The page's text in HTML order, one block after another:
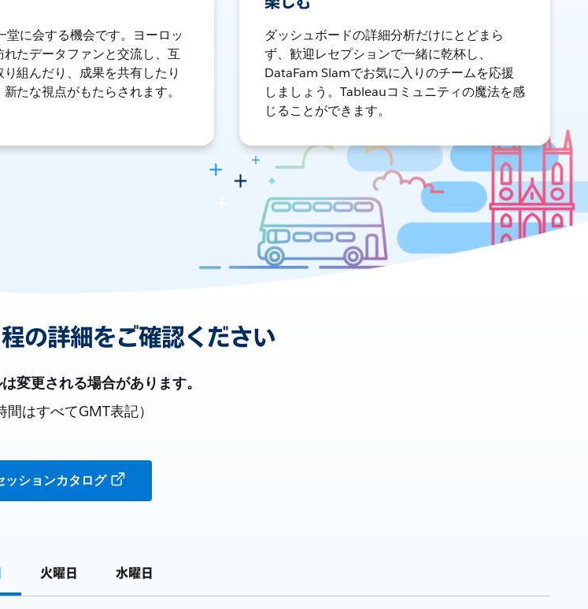
堂に会する機会です。ヨーロッ
たデータファンと交流し、互
組んだり、成果を共有したり
たな視点がもたらされます。
ダッシュボードの詳細分析だけにとどまら
ず、歓迎レセプションで一緒に乾杯し、
DataFam Slamでお気に入りのチームを応援
しましょう。Tableauコミュニティの魔法を感
じることができます。
の詳細をご確認ください
変更される場合があります。
間はすべてGMT表記）
ッションカタログ
火曜日 水曜日